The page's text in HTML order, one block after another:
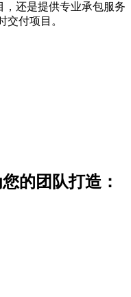
还是提供专业承包服务
付项目。
的团队打造：